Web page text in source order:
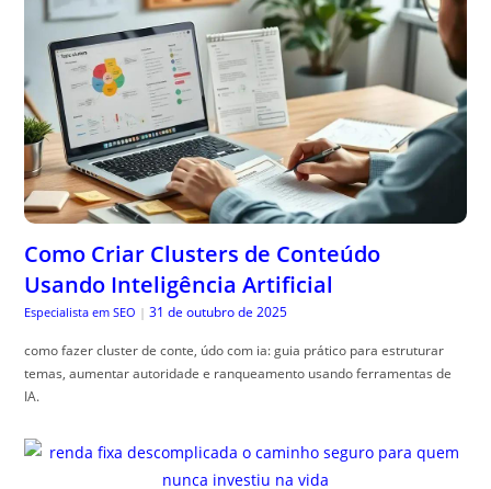
Como Criar Clusters de Conteúdo
Usando Inteligência Artificial
Especialista em SEO | 31 de outubro de 2025
como fazer cluster de conte, údo com ia: guia prático para estruturar
temas, aumentar autoridade e ranqueamento usando ferramentas de
IA.